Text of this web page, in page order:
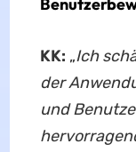
KK: „Ich
der
und